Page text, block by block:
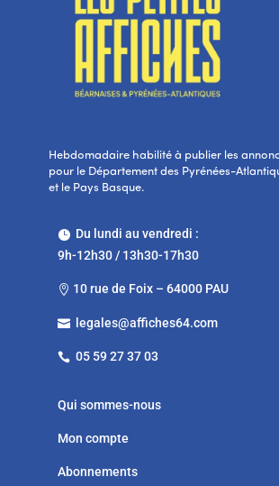
Hebdomadaire habilité à publier les
pour le Département des Pyrénées-
et le Pays Basque.
Du lundi au vendredi :
9h-12h30 / 13h30-17h30
 10 rue de Foix – 64000 PAU
 legales@affiches64.com
 05 59 27 37 03
Qui sommes-nous
Mon compte
Abonnements